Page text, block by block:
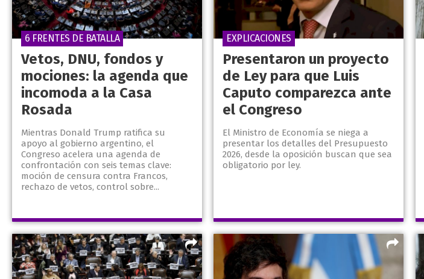
Vetos, DNU, fondos y
mociones: la agenda que
incomoda a la Casa
Rosada
Mientras Donald Trump ratifica su
apoyo al gobierno argentino, el
Congreso acelera una agenda de
confrontación con seis temas clave:
moción de censura contra Francos,
rechazo de vetos, control sobre...
6 FRENTES DE BATALLA
Presentaron un proyecto
de Ley para que Luis
Caputo comparezca ante
el Congreso
El Ministro de Economía se niega a
presentar los detalles del Presupuesto
2026, desde la oposición buscan que sea
obligatorio por ley.
EXPLICACIONES